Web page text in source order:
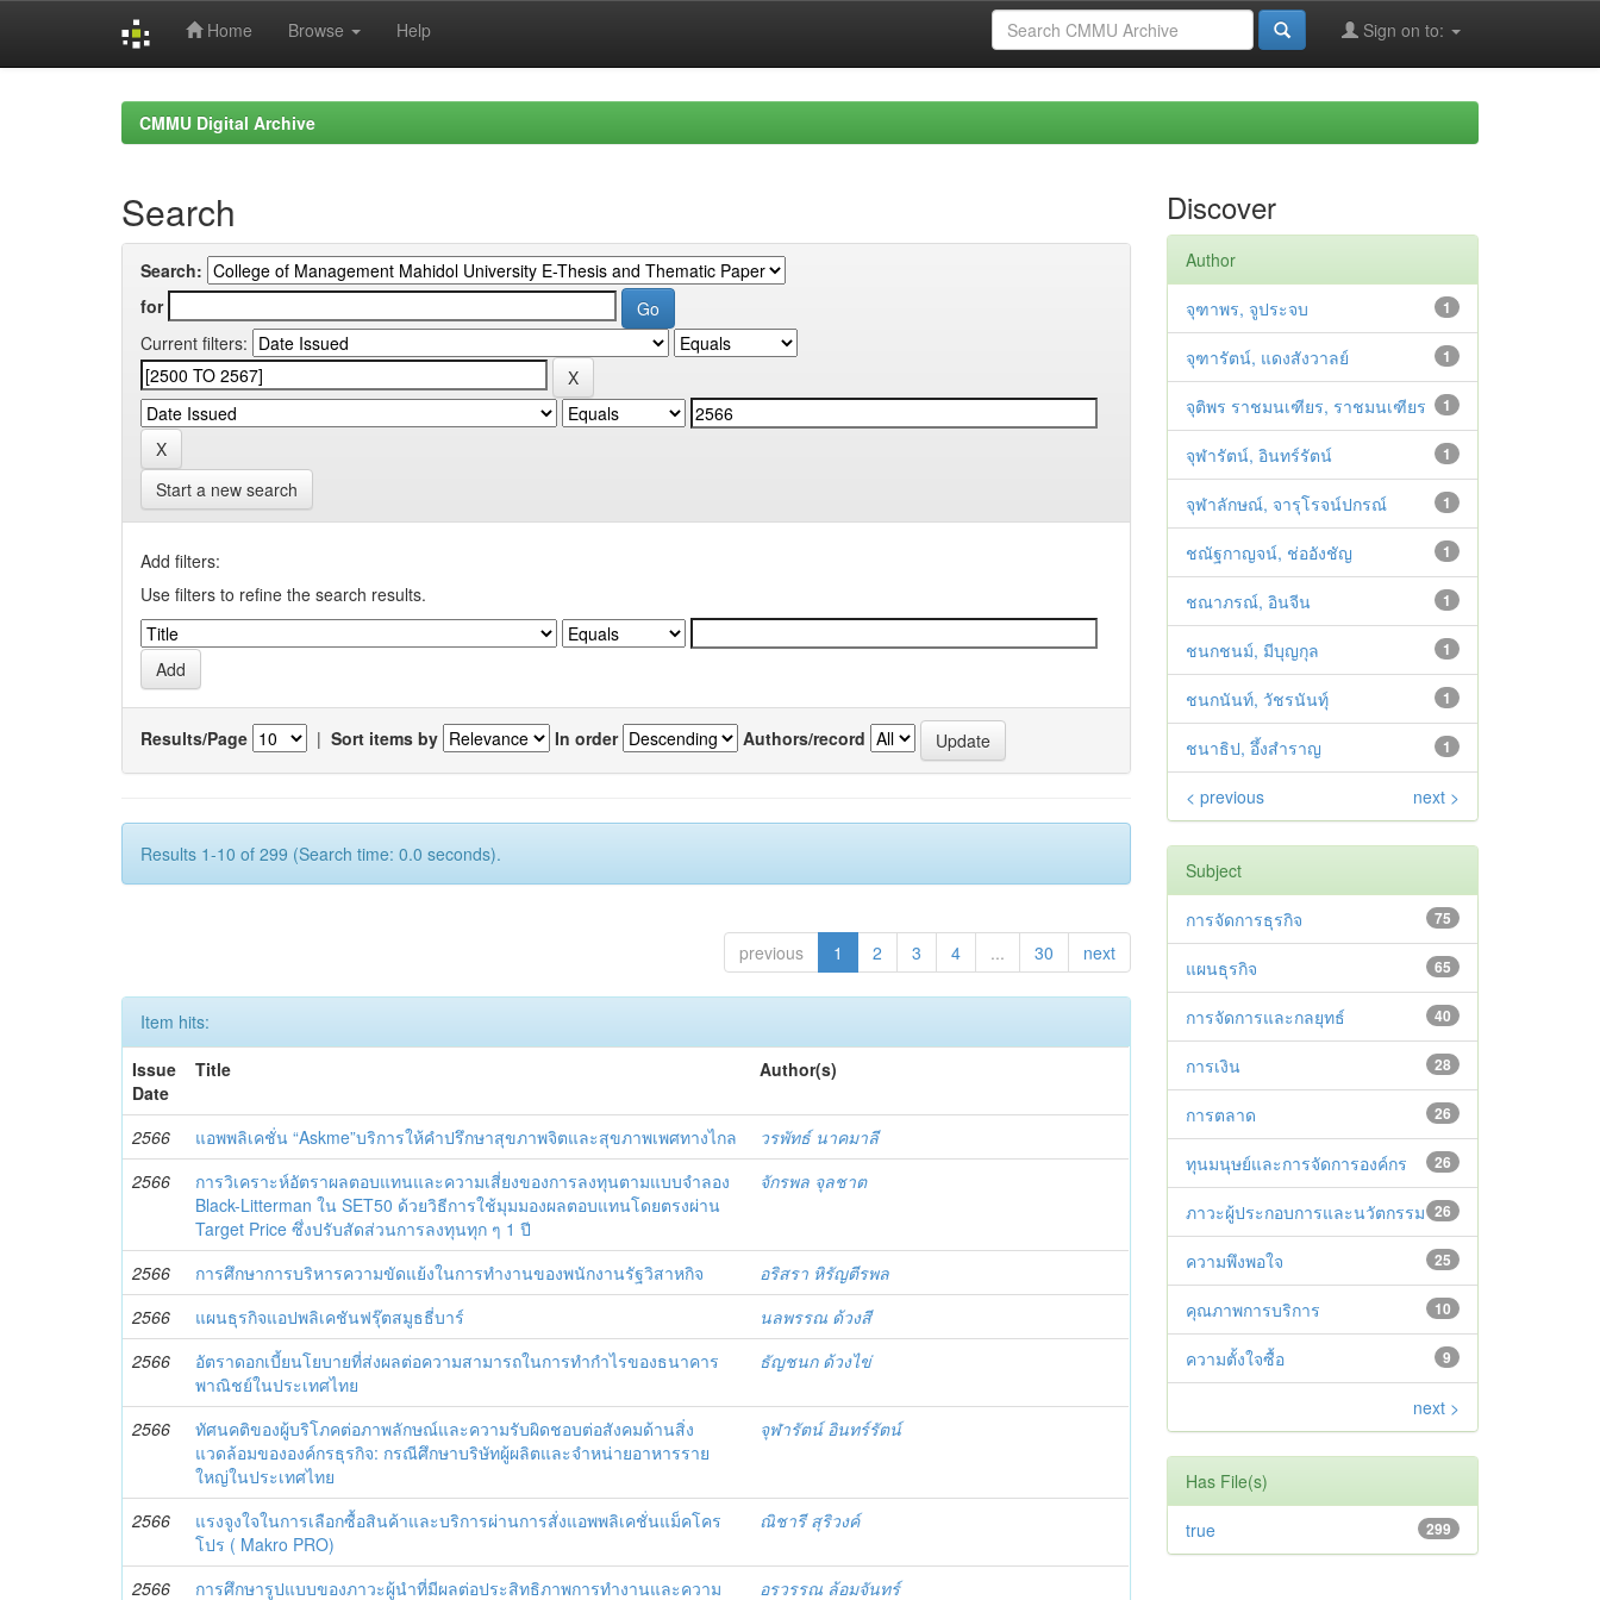
Home Browse Help Sign on to:
CMMU Digital Archive
Search
Search:
for
Current filters:
Start a new search
Add filters:
Use filters to refine the search results.
Results/Page | Sort items by In order Authors/record
Results 1-10 of 299 (Search time: 0.0 seconds).
previous 1 2 3 4 ... 30 next
Item hits:
Issue
Date
Title Author(s)
2566 แอพพลิเคชั่น “Askme”บริการให้คำปรึกษาสุขภาพจิตและสุขภาพเพศทางไกล
วรพัทธ์ นาคมาลี
2566
การวิเคราะห์อัตราผลตอบแทนและความเสี่ยงของการลงทุนตามแบบจำลอง
Black-Litterman ใน SET50 ด้วยวิธีการใช้มุมมองผลตอบแทนโดยตรงผ่าน
Target Price ซึ่งปรับสัดส่วนการลงทุนทุก ๆ 1 ปี
จักรพล จุลชาต
2566 การศึกษาการบริหารความขัดแย้งในการทำงานของพนักงานรัฐวิสาหกิจ
อริสรา หิรัญตีรพล
2566
แผนธุรกิจแอปพลิเคชันฟรุ๊ตสมูธธี่บาร์
นลพรรณ ด้วงสี
2566
อัตราดอกเบี้ยนโยบายที่ส่งผลต่อความสามารถในการทำกำไรของธนาคาร
พาณิชย์ในประเทศไทย
ธัญชนก ด้วงไข่
2566
ทัศนคติของผู้บริโภคต่อภาพลักษณ์และความรับผิดชอบต่อสังคมด้านสิ่ง
แวดล้อมขององค์กรธุรกิจ: กรณีศึกษาบริษัทผู้ผลิตและจำหน่ายอาหารราย
ใหญ่ในประเทศไทย
จุฬารัตน์ อินทร์รัตน์
2566
แรงจูงใจในการเลือกซื้อสินค้าและบริการผ่านการสั่งแอพพลิเคชั่นแม็คโคร
โปร ( Makro PRO)
ณิชารี สุริวงค์
2566 การศึกษารูปแบบของภาวะผู้นำที่มีผลต่อประสิทธิภาพการทำงานและความ อรวรรณ ล้อมจันทร์
Discover
Author
1
จุฑาพร, จูประจบ
1
จุฑารัตน์, แดงสังวาลย์
1
จุติพร ราชมนเฑียร, ราชมนเฑียร
1
จุฬารัตน์, อินทร์รัตน์
1
จุฬาลักษณ์, จารุโรจน์ปกรณ์
1
ชณัฐกาญจน์, ช่ออังชัญ
1
ชณาภรณ์, อินจีน
1
ชนกชนม์, มีบุญกุล
1
ชนกนันท์, วัชรนันทุ์
1
ชนาธิป, อึ้งสำราญ
< previous next >
Subject
75
การจัดการธุรกิจ
65
แผนธุรกิจ
40
การจัดการและกลยุทธ์
28
การเงิน
26
การตลาด
26
ทุนมนุษย์และการจัดการองค์กร
26
ภาวะผู้ประกอบการและนวัตกรรม
25
ความพึงพอใจ
10
คุณภาพการบริการ
9
ความตั้งใจซื้อ
next >
Has File(s)
299
true